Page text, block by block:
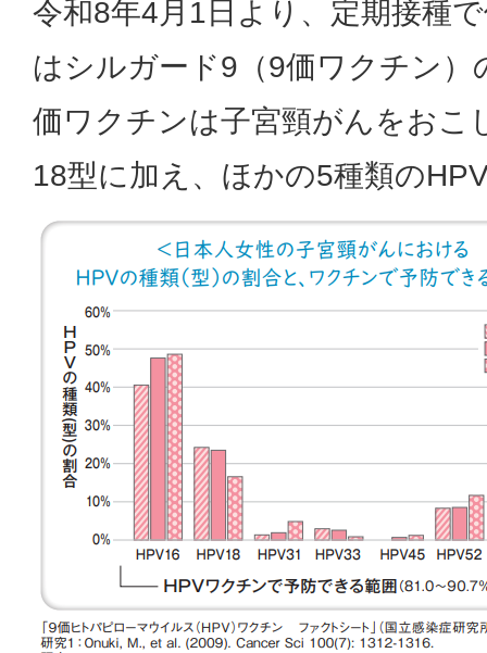
令和8年4月1日より、定期接種
はシルガード9（9価ワクチン
価ワクチンは子宮頸がんをおこ
18型に加え、ほかの5種類の